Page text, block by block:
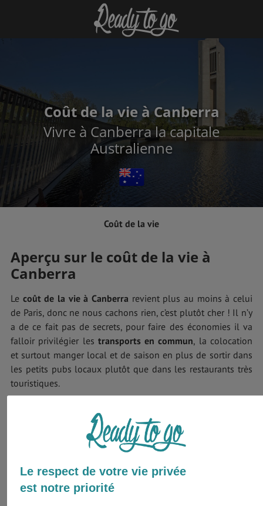
Coût de la vie à Canberra
Vivre à Canberra la capitale
Australienne
Coût de la vie
Aperçu sur le coût de la vie à
Canberra
Le coût de la vie à Canberra revient plus au moins à celui
de Paris, donc ne nous cachons rien, c’est plutôt cher ! Il n’y
a de ce fait pas de secrets, pour faire des économies il va
falloir privilégier les transports en commun, la colocation
et surtout manger local et de saison en plus de sortir dans
les petits pubs locaux plutôt que dans les restaurants très
touristiques.
peu à l’avance son budget, voire de se trouver un petit job si
voyage étudiant!
Le respect de votre vie privée
est notre priorité